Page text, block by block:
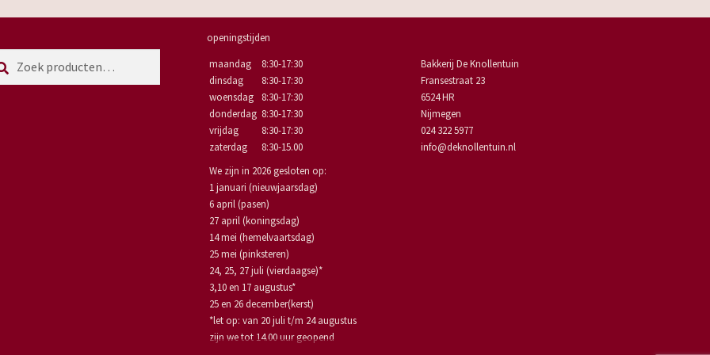
openingstijden
maandag
8:30-17:30
dinsdag
8:30-17:30
woensdag
8:30-17:30
donderdag 8:30-17:30
vrijdag
8:30-17:30
zaterdag
8:30-15.00
We zijn in 2026 gesloten op:
1 januari (nieuwjaarsdag)
6 april (pasen)
27 april (koningsdag)
14 mei (hemelvaartsdag)
25 mei (pinksteren)
24, 25, 27 juli (vierdaagse)*
3,10 en 17 augustus*
25 en 26 december(kerst)
*let op: van 20 juli t/m 24 augustus
zijn we tot 14.00 uur geopend
Bakkerij De Knollentuin
Fransestraat 23
6524 HR
Nijmegen
024 322 5977
info@deknollentuin.nl